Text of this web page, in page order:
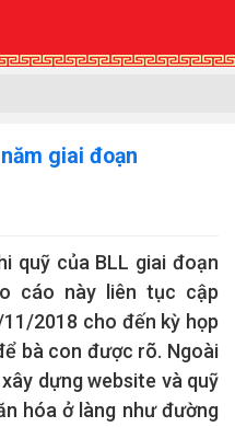
giai đoạn
quỹ của BLL giai đoạn
cáo này liên tục cập
2018 cho đến kỳ họp
bà con được rõ. Ngoài
dựng website và quỹ
hóa ở làng như đường